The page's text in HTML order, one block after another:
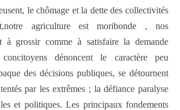
le chômage et la dette des collectivités
agriculture est moribonde , nos
à grossir comme à satisfaire la demande
dénoncent le caractère peu
des décisions publiques, se détournent
par les extrêmes ; la défiance paralyse
et politiques. Les principaux fondements